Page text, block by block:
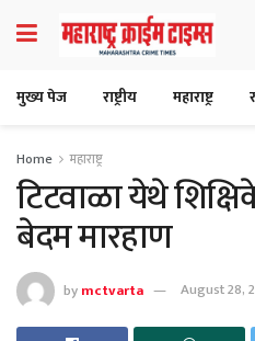
मुख्य पेज राष्ट्रीय महाराष्ट्र
Home महाराष्ट्र
टिटवाळा येथे
बेदम मारहाण
bymctvarta August 28,